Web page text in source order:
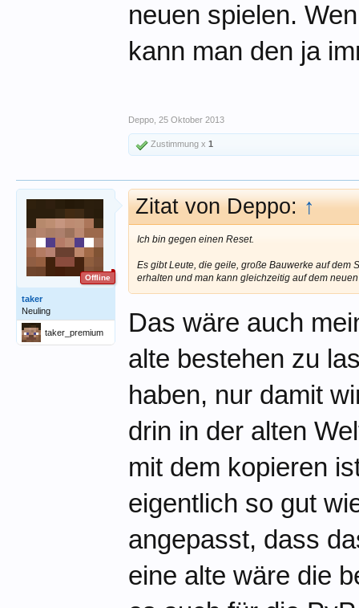
neuen spielen.
kann man den ja
Deppo 25 Oktober 2013
Zustimmung x 1
Offline
taker
Neuling
taker_premium
Zitat von Deppo:↑
Ich bin gegen einen Reset.
Es gibt Leute, die geile, große Bauwerke auf dem
erhalten und man kann gleichzeitig auf dem
Das wäre auch
alte bestehen zu
haben, nur damit
drin in der alten
mit dem kopieren
eigentlich so gut
angepasst, dass
eine alte wäre die